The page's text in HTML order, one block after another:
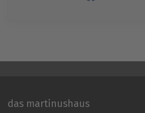
das martinushaus